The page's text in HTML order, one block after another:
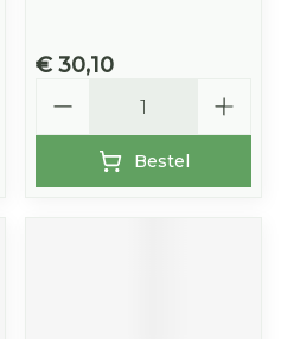
€ 30,10
Bestel